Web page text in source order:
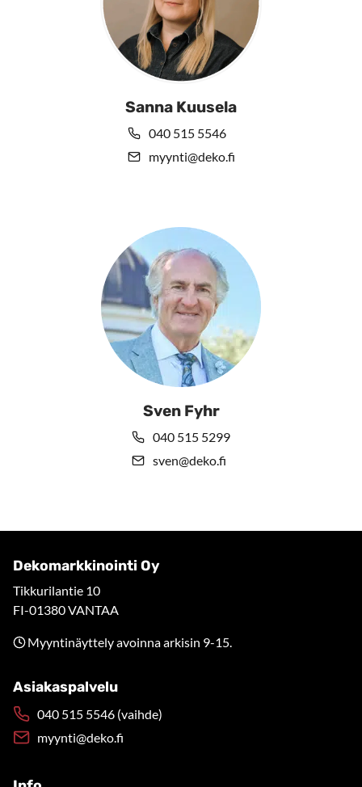
Sanna Kuusela
040 515 5546
myynti@deko.fi
Sven Fyhr
040 515 5299
sven@deko.fi
Dekomarkkinointi Oy
Tikkurilantie 10
FI-01380 VANTAA
Myyntinäyttely avoinna arkisin 9-15.
Asiakaspalvelu
040 515 5546 (vaihde)
myynti@deko.fi